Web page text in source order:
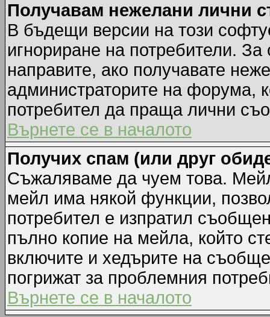
Получавам нежелани лични
В бъдещи версии на този
игнориране на потребители.
направите, ако получавате
администраторите на форума,
потребител да праща лични
Върнете се в началото
Получих спам (или друг
Съжаляваме да чуем това.
мейл има някой функции,
потребител е изпратил
пълно копие на мейла, който
включите и хедърите на
погрижат за проблемния
Върнете се в началото